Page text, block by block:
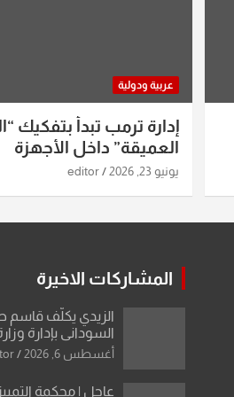
عربية ودولية
إدارة ترمب تبدأ بتفكيك
العميقة” داخل الأجهزة
الاستخباراتية
يونيو 23, 2026 editor
المشاركات الاخيرة
الزيدي يكلّف قاسم
السوداني بإدارة
أغسطس 6, 2026
عاجل | محكمة التمييز